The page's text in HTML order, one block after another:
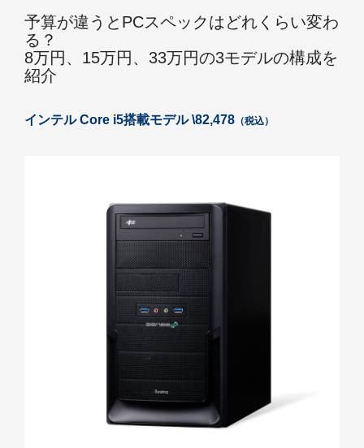
予算が違うとPCスペックはどれくらい変わ
る？
8万円、15万円、33万円の3モデルの構成を
紹介
インテル Core i5搭載モデル \82,478 （税込）